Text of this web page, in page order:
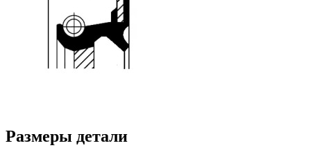
Размеры детали